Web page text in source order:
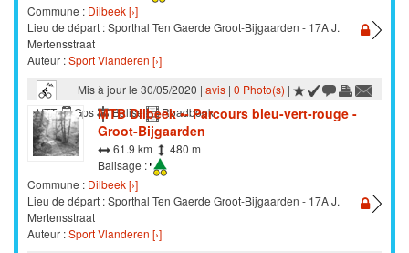
Commune : Dilbeek [›]
Lieu de départ : Sporthal Ten Gaerde Groot-Bijgaarden - 17A J.
Mertensstraat
Auteur :Sport Vlanderen [›]
Mis à jour le 30/05/2020 | avis| 0 Photo(s) |
VTT
Gps Balisé Roadbook
MTB Dilbeek •- Parcours bleu-vert-rouge -
Groot-Bijgaarden
61.9 km
480 m
Balisage :
Commune : Dilbeek [›]
Lieu de départ : Sporthal Ten Gaerde Groot-Bijgaarden - 17A J.
Mertensstraat
Auteur :Sport Vlanderen [›]